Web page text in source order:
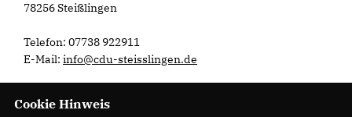
78256 Steißlingen
Telefon: 07738 922911
E-Mail: info@cdu-steisslingen.de
Cookie Hinweis